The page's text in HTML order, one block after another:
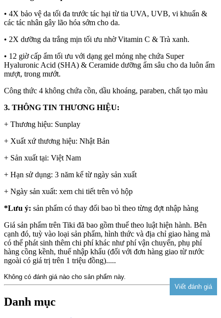
• 4X bảo vệ da tối đa trước tác hại từ tia UVA, UVB, vi khuẩn &
các tác nhân gây lão hóa sớm cho da.
• 2X dưỡng da trắng mịn tối ưu nhờ Vitamin C & Trà xanh.
• 12 giờ cấp ẩm tối ưu với dạng gel mỏng nhẹ chứa Super
Hyaluronic Acid (SHA) & Ceramide dưỡng ẩm sâu cho da luôn ẩm
mượt, trong mướt.
Công thức 4 không chứa cồn, dầu khoáng, paraben, chất tạo màu
3. THÔNG TIN THƯƠNG HIỆU:
+ Thương hiệu: Sunplay
+ Xuất xứ thương hiệu: Nhật Bản
+ Sản xuất tại: Việt Nam
+ Hạn sử dụng: 3 năm kể từ ngày sản xuất
+ Ngày sản xuất: xem chi tiết trên vỏ hộp
*Lưu ý: sản phẩm có thay đổi bao bì theo từng đợt nhập hàng
Giá sản phẩm trên Tiki đã bao gồm thuế theo luật hiện hành. Bên
cạnh đó, tuỳ vào loại sản phẩm, hình thức và địa chỉ giao hàng mà
có thể phát sinh thêm chi phí khác như phí vận chuyển, phụ phí
hàng cồng kềnh, thuế nhập khẩu (đối với đơn hàng giao từ nước
ngoài có giá trị trên 1 triệu đồng).....
Không có đánh giá nào cho sản phẩm này.
Danh mục